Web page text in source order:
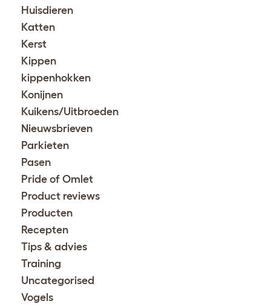
Huisdieren
Katten
Kerst
Kippen
kippenhokken
Konijnen
Kuikens/Uitbroeden
Nieuwsbrieven
Parkieten
Pasen
Pride of Omlet
Product reviews
Producten
Recepten
Tips & advies
Training
Uncategorised
Vogels